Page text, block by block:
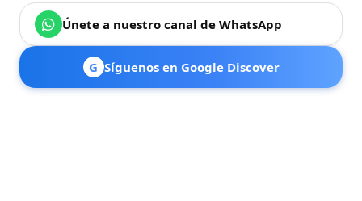
Únete a nuestro canal de WhatsApp
G Síguenos en Google Discover